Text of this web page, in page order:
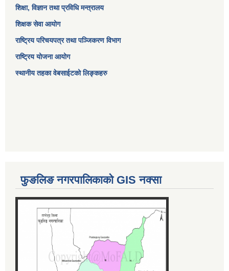
शिक्षा, विज्ञान तथा प्रविधि मन्त्रालय
शिक्षक सेवा आयोग
राष्ट्रिय परिचयपत्र तथा पञ्जिकरण विभाग
राष्ट्रिय योजना आयोग
स्थानीय तहका वेबसाईटको लिङ्कहरु
फुङलिङ नगरपालिकाको GIS नक्सा